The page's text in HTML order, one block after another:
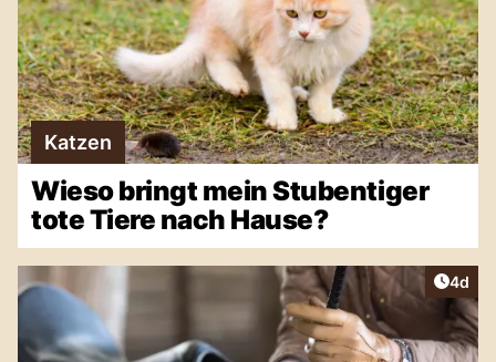
Katzen
Wieso bringt mein Stubentiger
tote Tiere nach Hause?
4d